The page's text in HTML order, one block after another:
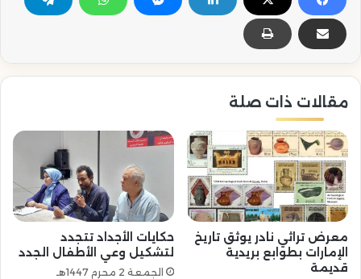
مقالات ذات صلة
معرض تراثي نادر يوثق تاريخ
الإمارات بطوابع بريدية
قديمة
حكايات الأجداد تتجدد
لتشكيل وعي الأطفال الجدد
الجمعة 2 محرم 1447هـ